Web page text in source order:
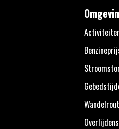
Activiteiten